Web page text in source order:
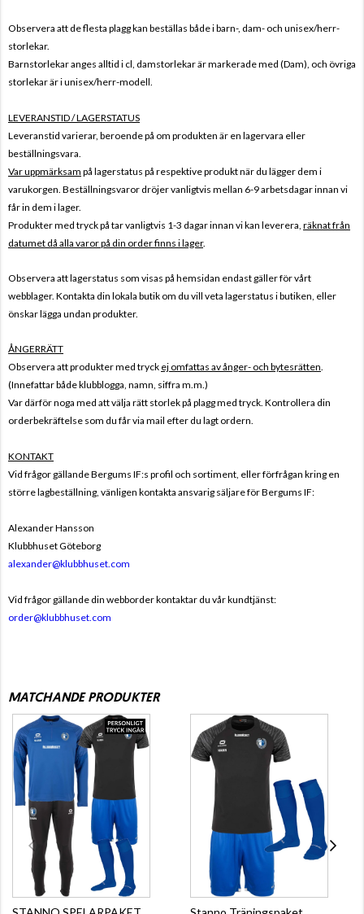
Observera att de flesta plagg kan beställas både i barn-, dam- och unisex/herr-
storlekar.
Barnstorlekar anges alltid i cl, damstorlekar är markerade med (Dam), och övriga
storlekar är i unisex/herr-modell.
LEVERANSTID / LAGERSTATUS
Leveranstid varierar, beroende på om produkten är en lagervara eller
beställningsvara.
Var uppmärksam på lagerstatus på respektive produkt när du lägger dem i
varukorgen. Beställningsvaror dröjer vanligtvis mellan 6-9 arbetsdagar innan vi
får in dem i lager.
Produkter med tryck på tar vanligtvis 1-3 dagar innan vi kan leverera, räknat från
datumet då alla varor på din order finns i lager.
Observera att lagerstatus som visas på hemsidan endast gäller för vårt
webblager. Kontakta din lokala butik om du vill veta lagerstatus i butiken, eller
önskar lägga undan produkter.
ÅNGERRÄTT
Observera att produkter med tryck ej omfattas av ånger- och bytesrätten.
(Innefattar både klubblogga, namn, siffra m.m.)
Var därför noga med att välja rätt storlek på plagg med tryck. Kontrollera din
orderbekräftelse som du får via mail efter du lagt ordern.
KONTAKT
Vid frågor gällande Bergums IF:s profil och sortiment, eller förfrågan kring en
större lagbeställning, vänligen kontakta ansvarig säljare för Bergums IF:
Alexander Hansson
Klubbhuset Göteborg
alexander@klubbhuset.com
Vid frågor gällande din webborder kontaktar du vår kundtjänst:
order@klubbhuset.com
MATCHANDE PRODUKTER